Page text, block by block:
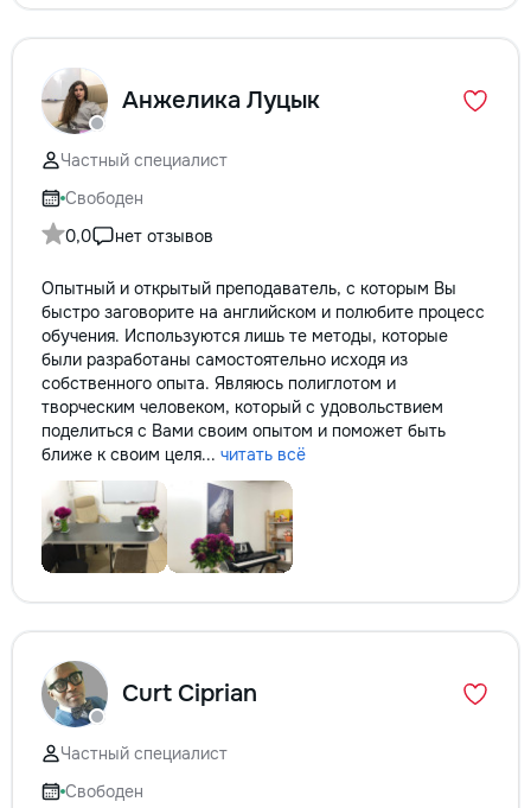
Анжелика Луцык
Частный специалист
Свободен
0,0
нет отзывов
Опытный и открытый преподаватель, с которым Вы
быстро заговорите на английском и полюбите процесс
обучения. Используются лишь те методы, которые
были разработаны самостоятельно исходя из
собственного опыта. Являюсь полиглотом и
творческим человеком, который с удовольствием
поделиться с Вами своим опытом и поможет быть
ближе к своим целя... читать всё
Curt Ciprian
Частный специалист
Свободен